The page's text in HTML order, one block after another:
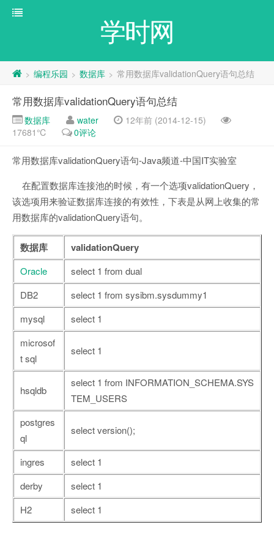
学时网
> 编程乐园 > 数据库 > 常用数据库validationQuery语句总结
常用数据库validationQuery语句总结
数据库 water
12年前 (2014-12-15)
17681℃
0评论
常用数据库validationQuery语句-Java频道-中国IT实验室
在配置数据库连接池的时候，有一个选项validationQuery，
该选项用来验证数据库连接的有效性，下表是从网上收集的常
用数据库的validationQuery语句。
数据库 validationQuery
Oracle
select 1 from dual
DB2
select 1 from sysibm.sysdummy1
mysql
select 1
microsof
t sql
select 1
hsqldb
select 1 from INFORMATION_SCHEMA.SYS
TEM_USERS
postgres
ql
select version();
ingres
select 1
derby
select 1
H2
select 1